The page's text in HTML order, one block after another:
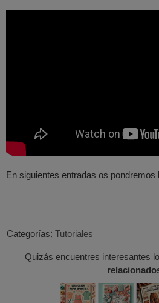
En siguientes entradas os pondremos
Categorías:Tutoriales
Quizás encuentres interesantes